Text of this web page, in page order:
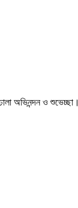
অভিনন্দন ও শুভেচ্ছা।